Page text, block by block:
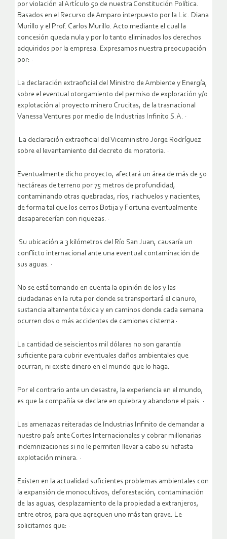
por violación al Artículo 50 de nuestra Constitución Política.
Basados en el Recurso de Amparo interpuesto por la Lic. Diana
Murillo y el Prof. Carlos Murillo. Acto mediante el cual la
concesión queda nula y por lo tanto eliminados los derechos
adquiridos por la empresa. Expresamos nuestra preocupación
por: ·
La declaración extraoficial del Ministro de Ambiente y Energía,
sobre el eventual otorgamiento del permiso de exploración y/o
explotación al proyecto minero Crucitas, de la trasnacional
Vanessa Ventures por medio de Industrias Infinito S.A. ·
La declaración extraoficial del Viceministro Jorge Rodríguez
sobre el levantamiento del decreto de moratoria. ·
Eventualmente dicho proyecto, afectará un área de más de 50
hectáreas de terreno por 75 metros de profundidad,
contaminando otras quebradas, ríos, riachuelos y nacientes,
de forma tal que los cerros Botija y Fortuna eventualmente
desaparecerían con riquezas. ·
Su ubicación a 3 kilómetros del Río San Juan, causaría un
conflicto internacional ante una eventual contaminación de
sus aguas. ·
No se está tomando en cuenta la opinión de los y las
ciudadanas en la ruta por donde se transportará el cianuro,
sustancia altamente tóxica y en caminos donde cada semana
ocurren dos o más accidentes de camiones cisterna ·
La cantidad de seiscientos mil dólares no son garantía
suficiente para cubrir eventuales daños ambientales que
ocurran, ni existe dinero en el mundo que lo haga.
Por el contrario ante un desastre, la experiencia en el mundo,
es que la compañía se declare en quiebra y abandone el país. ·
Las amenazas reiteradas de Industrias Infinito de demandar a
nuestro país ante Cortes Internacionales y cobrar millonarias
indemnizaciones si no le permiten llevar a cabo su nefasta
explotación minera. ·
Existen en la actualidad suficientes problemas ambientales con
la expansión de monocultivos, deforestación, contaminación
de las aguas, desplazamiento de la propiedad a extranjeros,
entre otros, para que agreguen uno más tan grave. Le
solicitamos que: ·